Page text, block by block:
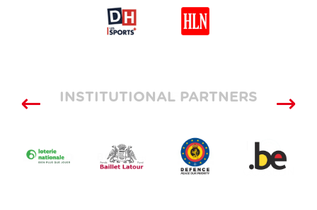
INSTITUTIONAL PARTNERS